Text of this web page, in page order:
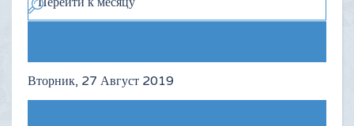
Вторник, 27 Август 2019